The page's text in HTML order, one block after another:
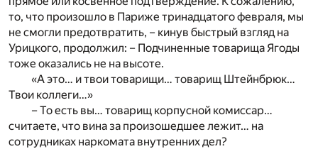
то, что произошло в Париже тринадцатого февраля, мы
не смогли предотвратить, – кинув быстрый взгляд на
Урицкого, продолжил: – Подчиненные товарища Ягоды
тоже оказались не на высоте.
«А это… и твои товарищи… товарищ Штейнбрюк…
Твои коллеги…»
– То есть вы… товарищ корпусной комиссар…
считаете, что вина за произошедшее лежит… на
сотрудниках наркомата внутренних дел?